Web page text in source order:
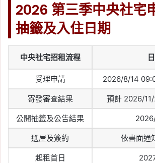
2026 第三季中央社宅
抽籤及入住日期
中央社宅招租流程
受理申請 2026/8/14
寄發審查結果 預計 2026/
公開抽籤及公告結果
選屋及簽約 依書面通
起租首日